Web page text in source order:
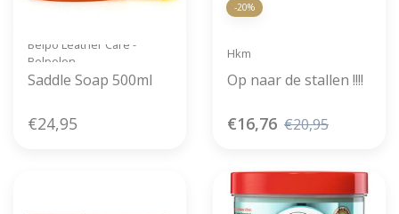
Belpo Leather Care -
Belpolon
Saddle Soap 500ml
€24,95
-20%
Hkm
Op naar de stallen !!!!
€16,76 €20,95